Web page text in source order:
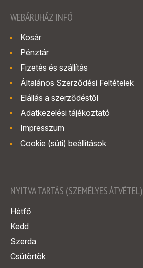
WEBÁRUHÁZ INFÓ
Kosár
Pénztár
Fizetés és szállítás
Általános Szerződési Feltételek
Elállás a szerződéstől
Adatkezelési tájékoztató
Impresszum
Cookie (süti) beállítások
NYITVA TARTÁS (SZEMÉLYES ÁTVÉTEL)
Hétfő
Kedd
Szerda
Csütörtök